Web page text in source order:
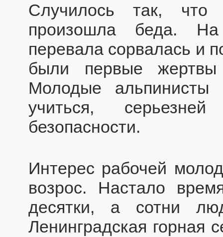
Случилось так, что
произошла беда.
перевала сорвалась и
были первые жертвы
Молодые
учиться,
безопасности.
Интерес рабочей
возрос. Настало
десятки, а сотни
Ленинградская